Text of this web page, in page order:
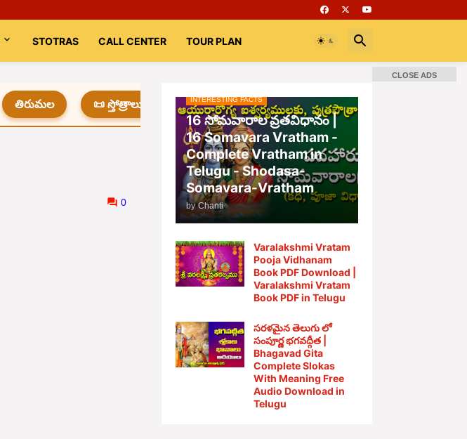
STOTRAS CALL CENTER TOUR PLAN
తిరుమల 📜 స్తోత్రాలు 📚 Books Rooms భగవద్గీత
0
INTERESTING FACTS
16 సోమవారాల వ్రతవిధానం |
16 Somavara Vratham -
Complete Vratham in
Telugu - Shodasa-
Somavara-Vratham
by Chanti
Varalakshmi Vratam
Pooja Vidhanam
Book PDF Download |
Varalakshmi Vratam
Book PDF in Telugu
సరళమైన తెలుగు లో
సంపూర్ణ భగవద్గీత |
Bhagavad Gita
Complete Slokas
With Meaning Free
Audio Download in
Telugu
CLOSE ADS